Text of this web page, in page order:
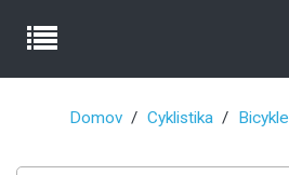
Domov Cyklistika Bicykle